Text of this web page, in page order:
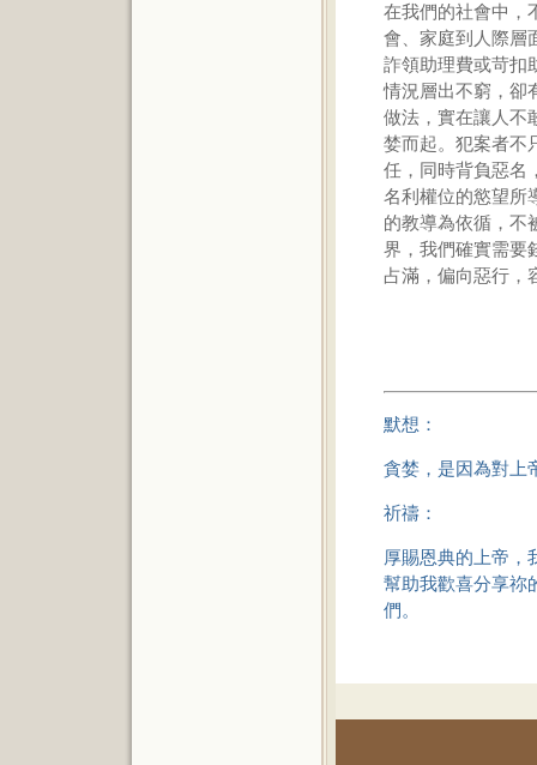
在我們的社會中，
會、家庭到人際層
詐領助理費或苛扣
情況層出不窮，卻
做法，實在讓人不
婪而起。犯案者不
任，同時背負惡名
名利權位的慾望所
的教導為依循，不
界，我們確實需要
占滿，偏向惡行，
默想：
貪婪，是因為對上
祈禱：
厚賜恩典的上帝，
幫助我歡喜分享祢
們。